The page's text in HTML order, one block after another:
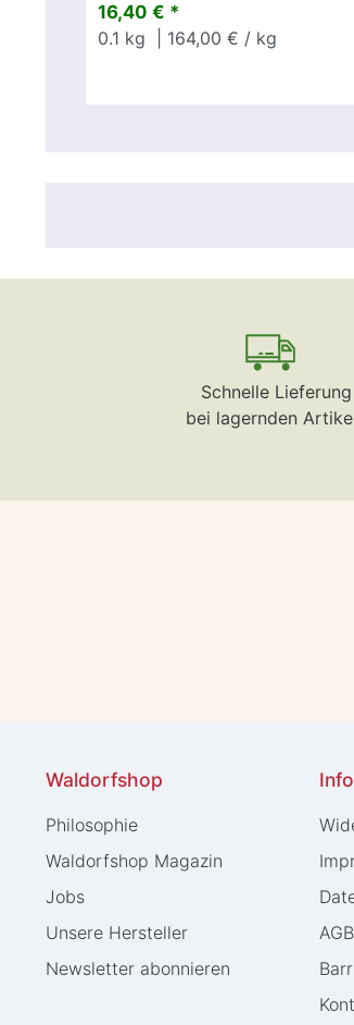
16,40 € *
0.1 kg | 164,00 € / kg
Schnelle Lieferung
bei lagernden
Waldorfshop
Philosophie
Waldorfshop Magazin
Jobs
Unsere Hersteller
Newsletter abonnieren
AGB